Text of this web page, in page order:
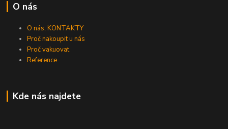
O nás
O nás, KONTAKTY
Proč nakoupit u nás
Proč vakuovat
Reference
Kde nás najdete